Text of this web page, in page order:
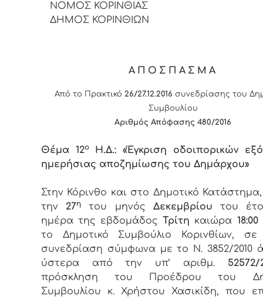
ΝΟΜΟΣ ΚΟΡΙΝΘΙΑΣ
ΔΗΜΟΣ ΚΟΡΙΝΘΙΩΝ
ΑΠΟΣΠΑΣΜΑ
Από το Πρακτικό 26/27.12.2016 συνεδρίασης του
Συμβουλίου
Αριθμός Απόφασης 480/2016
Θέμα 12ο Η.Δ.: «Έγκριση οδοιπορικών
ημερήσιας αποζημίωσης του Δημάρχου»
Στην Κόρινθο και στο Δημοτικό
την 27η του μηνός Δεκεμβρίου του
ημέρα της εβδομάδοςΤρίτη καιώρα 18:00
το Δημοτικό Συμβούλιο Κορινθίων, σε
συνεδρίαση σύμφωνα με το Ν. 3852/2010
ύστερα από την υπ’ αριθμ. 52572/
πρόσκληση του Προέδρου του
Συμβουλίου κ. Χρήστου Χασικίδη, που